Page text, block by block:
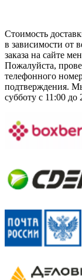
Стоимость
в зависимости от
заказа на сайте
Пожалуйста,
телефонного
подтверждения.
субботу с 11:00 до